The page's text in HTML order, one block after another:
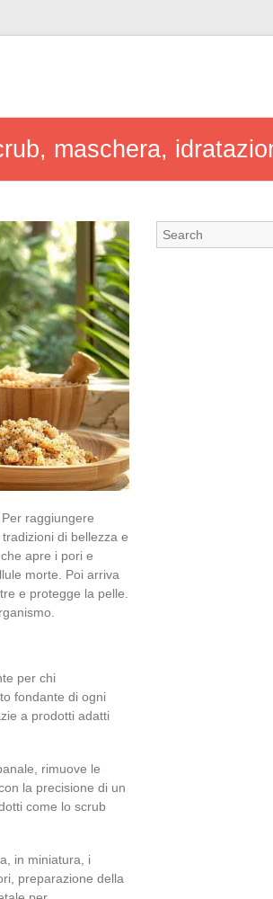
maschera,
raggiungere
di bellezza e
apre i pori e
morte. Poi arriva
e protegge la pelle.
per chi
fondante di ogni
a prodotti adatti
rimuove le
la precisione di un
come lo scrub
in miniatura, i
preparazione della